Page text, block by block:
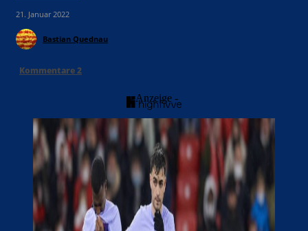
21. Januar 2022
Bastian Quednau
Kommentare2
- Anzeige -